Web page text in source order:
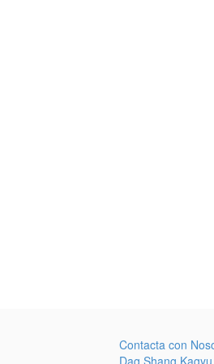
Contacta con
Dag Shang Kagyu